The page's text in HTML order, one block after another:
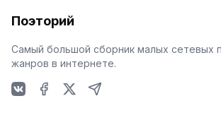
Поэторий
Самый большой сборник малых сетевых
жанров в интернете.